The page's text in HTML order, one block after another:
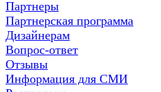
Партнеры
Партнерская программа
Дизайнерам
Вопрос-ответ
Отзывы
Информация для СМИ